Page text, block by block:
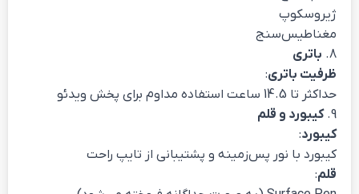
ژیروسکوپ
مغناطیس‌سنج
8. باتری
ظرفیت باتری:
حداکثر تا 14.5 ساعت استفاده مداوم برای پخش ویدئو
9. کیبورد و قلم
کیبورد:
کیبورد با نور پس‌زمینه و پشتیبانی از تایپ راحت
قلم: